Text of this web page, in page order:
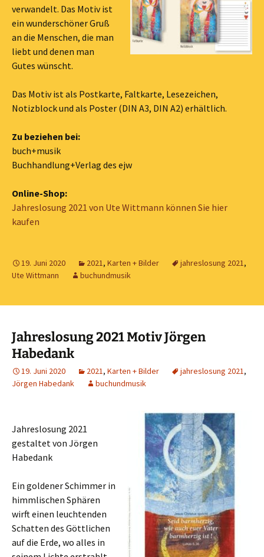
verwandelt. Das Motiv ist
ein wunderschöner Gruß
an die Menschen, die man
liebt und denen man
Gutes wünscht.
Das Motiv ist als Postkarte, Faltkarte, Lesezeichen,
Notizblock und als Poster (DIN A3, DIN A2) erhältlich.
Zu beziehen bei:
buch+musik
Buchhandlung+Verlag des ejw
Online-Shop:
Jahreslosung 2021 von Ute Wittmann können Sie hier
kaufen
19. Juni 2020 2021, Karten + Bilder jahreslosung 2021,
Ute Wittmann
buchundmusik
Jahreslosung 2021 Motiv Jörgen
Habedank
19. Juni 2020 2021, Karten + Bilder jahreslosung 2021,
Jörgen Habedank
buchundmusik
Jahreslosung 2021
gestaltet von Jörgen
Habedank
Ein goldener Schimmer in
himmlischen Sphären
wirft einen leuchtenden
Schatten des Göttlichen
auf die Erde, wo alles in